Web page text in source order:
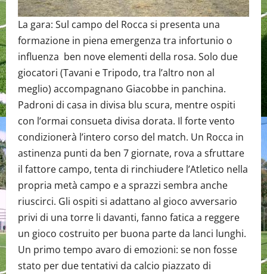
La gara: Sul campo del Rocca si presenta una
formazione in piena emergenza tra infortunio o
influenza ben nove elementi della rosa. Solo due
giocatori (Tavani e Tripodo, tra l’altro non al
meglio) accompagnano Giacobbe in panchina.
Padroni di casa in divisa blu scura, mentre ospiti
con l’ormai consueta divisa dorata. Il forte vento
condizionerà l’intero corso del match. Un Rocca in
astinenza punti da ben 7 giornate, rova a sfruttare
il fattore campo, tenta di rinchiudere l’Atletico nella
propria metà campo e a sprazzi sembra anche
riuscirci. Gli ospiti si adattano al gioco avversario
privi di una torre li davanti, fanno fatica a reggere
un gioco costruito per buona parte da lanci lunghi.
Un primo tempo avaro di emozioni: se non fosse
stato per due tentativi da calcio piazzato di